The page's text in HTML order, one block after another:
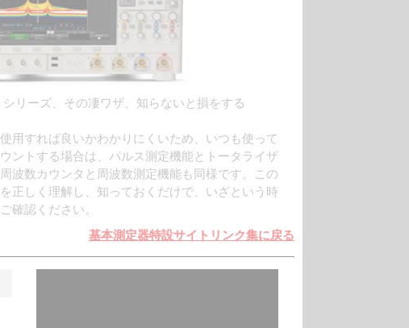
リーズ、その凄ワザ、知らないと損をする
用すれば良いかわかりにくいため、いつも使って
ントする場合は、パルス測定機能とトータライザ
波数カウンタと周波数測定機能も同様です。この
正しく理解し、知っておくだけで、いざという時
確認ください。
基本測定器特設サイトリンク集に戻る